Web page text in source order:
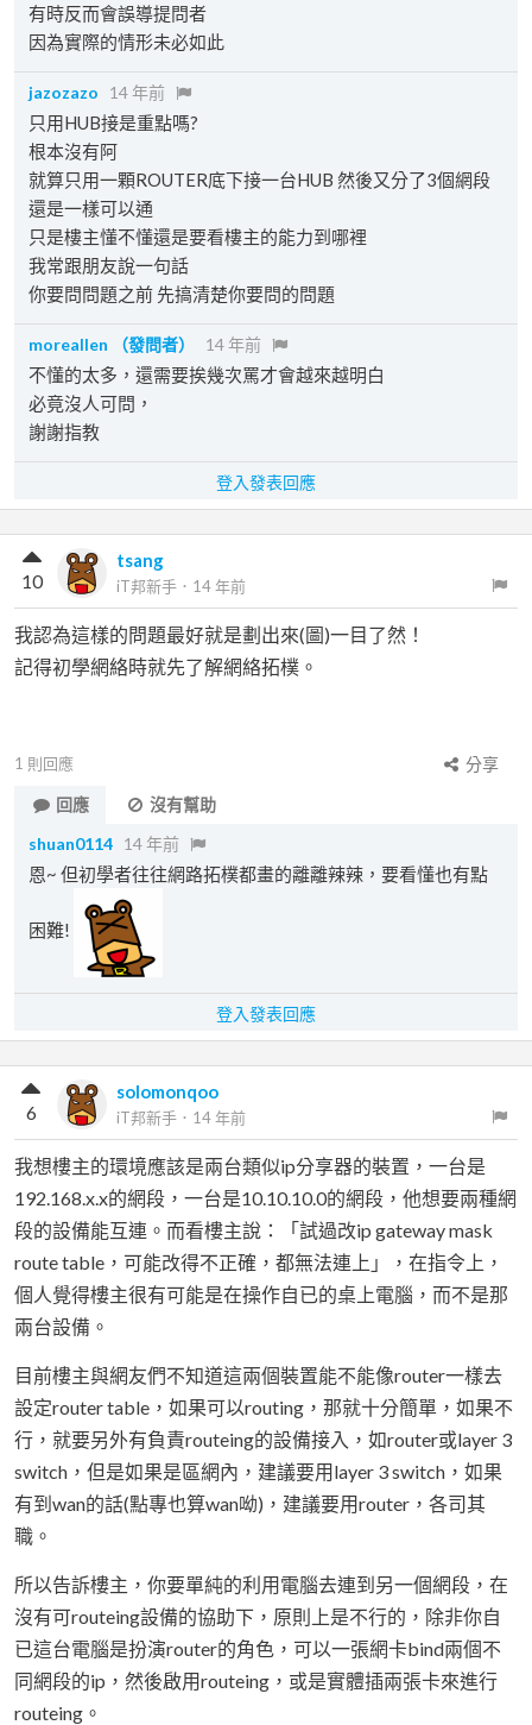
有時反而會誤導提問者
因為實際的情形未必如此
jazozazo 14 年前
只用HUB接是重點嗎?
根本沒有阿
就算只用一顆ROUTER底下接一台HUB 然後又分了3個網段
還是一樣可以通
只是樓主懂不懂還是要看樓主的能力到哪裡
我常跟朋友說一句話
你要問問題之前 先搞清楚你要問的問題
moreallen （發問者） 14 年前
不懂的太多，還需要挨幾次罵才會越來越明白
必竟沒人可問，
謝謝指教
登入發表回應
tsang
iT邦新手 ． 14 年前
10
我認為這樣的問題最好就是劃出來(圖)一目了然！
記得初學網絡時就先了解網絡拓樸。
1 則回應
分享
回應
沒有幫助
shuan0114 14 年前
恩~ 但初學者往往網路拓樸都畫的離離辣辣，要看懂也有點
困難!
登入發表回應
solomonqoo
iT邦新手 ． 14 年前
6
我想樓主的環境應該是兩台類似ip分享器的裝置，一台是
192.168.x.x的網段，一台是10.10.10.0的網段，他想要兩種網
段的設備能互連。而看樓主說：「試過改ip gateway mask
route table，可能改得不正確，都無法連上」，在指令上，
個人覺得樓主很有可能是在操作自已的桌上電腦，而不是那
兩台設備。
目前樓主與網友們不知道這兩個裝置能不能像router一樣去
設定router table，如果可以routing，那就十分簡單，如果不
行，就要另外有負責routeing的設備接入，如router或layer 3
switch，但是如果是區網內，建議要用layer 3 switch，如果
有到wan的話(點專也算wan呦)，建議要用router，各司其
職。
所以告訴樓主，你要單純的利用電腦去連到另一個網段，在
沒有可routeing設備的協助下，原則上是不行的，除非你自
已這台電腦是扮演router的角色，可以一張網卡bind兩個不
同網段的ip，然後啟用routeing，或是實體插兩張卡來進行
routeing。